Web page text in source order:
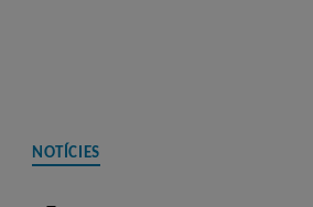
Categories
NOTÍCIES